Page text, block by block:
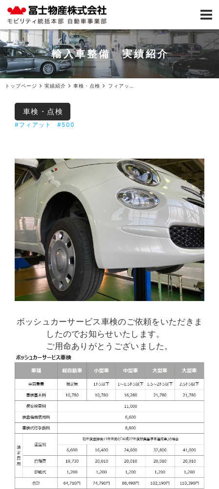
輸入車整備 実績紹介
トップページ 実績紹介 車検・点検
車検・点検
#フィアット #500
ボッシュカーサービス車検のご依頼をいただきま
したのでお知らせいたします。
ご用命ありがとうございました。